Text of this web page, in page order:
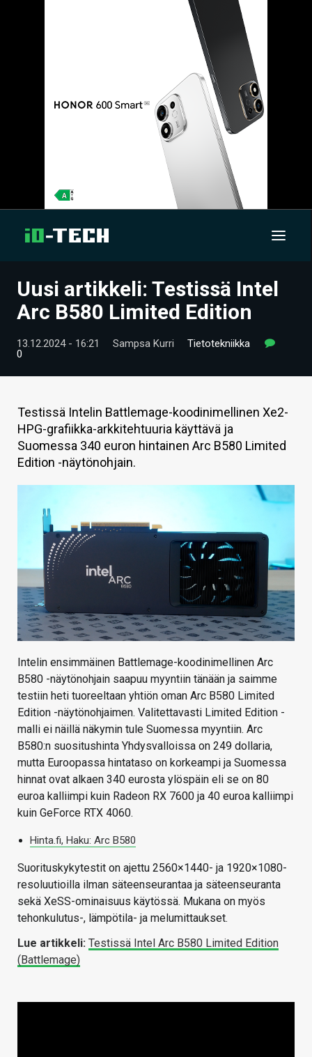
UUTISET
VIDEOT
TIETOA
HINTA.FI
VAIHDA TEEMA
HAKU
Uusi artikkeli: Testissä Intel
Arc B580 Limited Edition
13.12.2024 - 16:21 Sampsa Kurri
Tietotekniikka
0
Testissä Intelin Battlemage-koodinimellinen Xe2-
HPG-grafiikka-arkkitehtuuria käyttävä ja
Suomessa 340 euron hintainen Arc B580 Limited
Edition -näytönohjain.
Intelin ensimmäinen Battlemage-koodinimellinen Arc
B580 -näytönohjain saapuu myyntiin tänään ja saimme
testiin heti tuoreeltaan yhtiön oman Arc B580 Limited
Edition -näytönohjaimen. Valitettavasti Limited Edition -
malli ei näillä näkymin tule Suomessa myyntiin. Arc
B580:n suositushinta Yhdysvalloissa on 249 dollaria,
mutta Euroopassa hintataso on korkeampi ja Suomessa
hinnat ovat alkaen 340 eurosta ylöspäin eli se on 80
euroa kalliimpi kuin Radeon RX 7600 ja 40 euroa kalliimpi
kuin GeForce RTX 4060.
Hinta.fi, Haku: Arc B580
Suorituskykytestit on ajettu 2560×1440- ja 1920×1080-
resoluutioilla ilman säteenseurantaa ja säteenseuranta
sekä XeSS-ominaisuus käytössä. Mukana on myös
tehonkulutus-, lämpötila- ja melumittaukset.
Lue artikkeli: Testissä Intel Arc B580 Limited Edition
(Battlemage)